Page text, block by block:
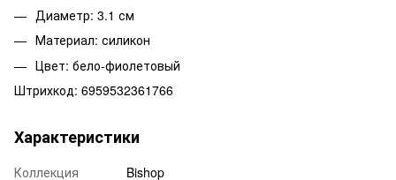
Диаметр: 3.1 см
Материал: силикон
Цвет: бело-фиолетовый
Штрихкод: 6959532361766
Характеристики
Коллекция
Bishop